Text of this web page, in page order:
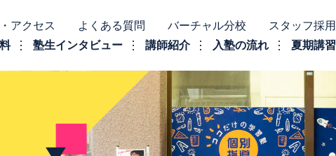
アクセス よくある質問 バーチャル分校
スタッフ採用
塾生インタビュー 講師紹介 入塾の流れ 夏期講習